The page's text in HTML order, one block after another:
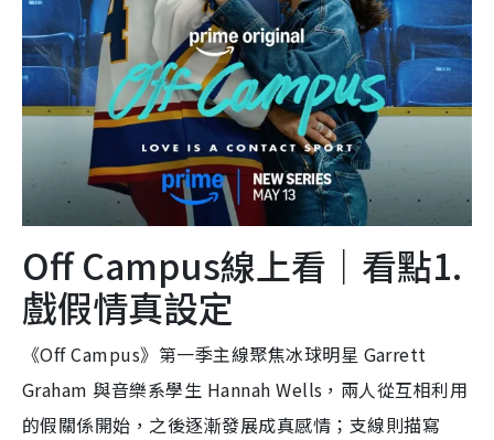
Off Campus線上看｜看點1.
戲假情真設定
《Off Campus》第一季主線聚焦冰球明星 Garrett
Graham 與音樂系學生 Hannah Wells，兩人從互相利用
的假關係開始，之後逐漸發展成真感情；支線則描寫